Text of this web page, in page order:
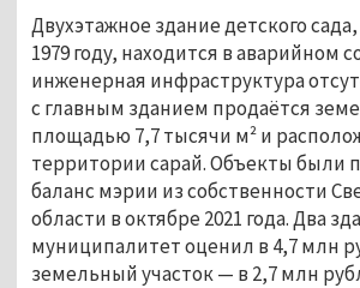
Двухэтажное здание детского
1979 году, находится в аварийном
инженерная инфраструктура
с главным зданием продаётся
площадью 7,7 тысячи м² и
территории сарай. Объекты были
баланс мэрии из собственности
области в октябре 2021 года. Два
муниципалитет оценил в 4,7 млн
земельный участок — в 2,7 млн